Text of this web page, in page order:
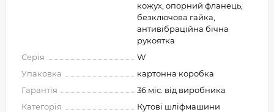
кожух, опорний фланець,
безключова гайка,
антивібраційна бічна
рукоятка
Серія
W
Упаковка
картонна коробка
Гарантія
36 міс. від виробника
Категорія
Кутові шліфмашини